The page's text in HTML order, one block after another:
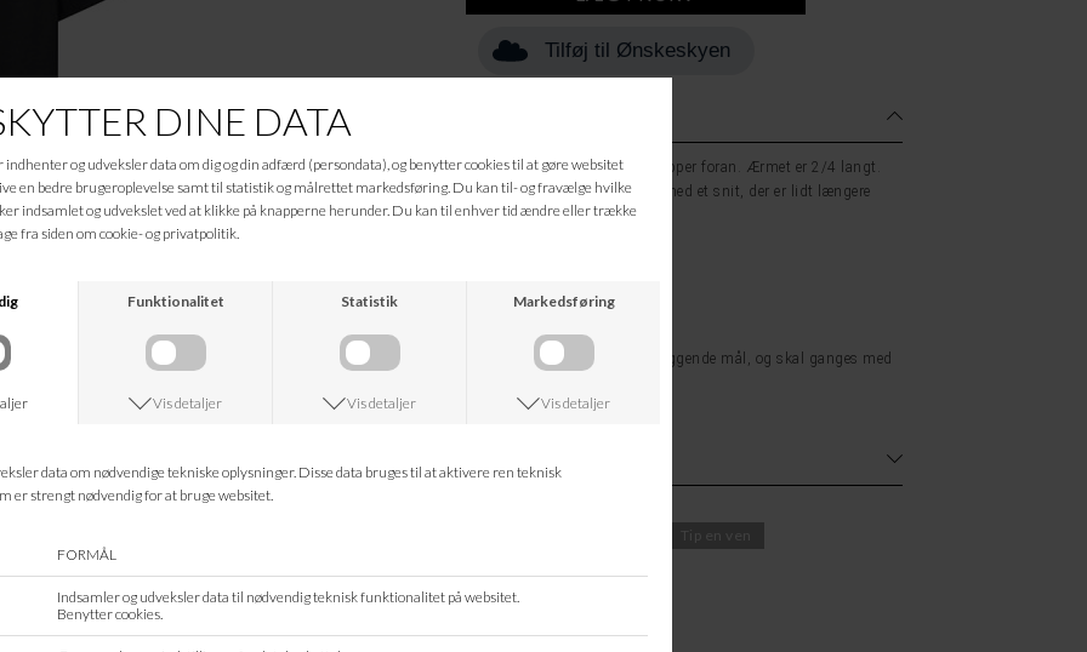
Tilføj til Ønskeskyen
Seoul skjorte med en enkel kinakrave og knapper foran. Ærmet er 2/4 langt.
Seoul skjorten har et skønt, grafisk udtryk, med et snit, der er lidt længere
bagtil.
Længde bag: 73,0 cm
Bemærk, at ovenstående brystmål er fladt-liggende mål, og skal ganges med
Informationer
Leveringstid?
Tip en ven
ANDRE KØBTE OGSÅ